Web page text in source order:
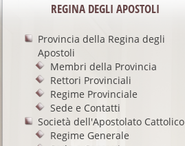
REGINA DEGLI APOSTOLI
Provincia della Regina degli
Apostoli
Membri della Provincia
Rettori Provinciali
Regime Provinciale
Sede e Contatti
Società dell'Apostolato Cattolico
Regime Generale